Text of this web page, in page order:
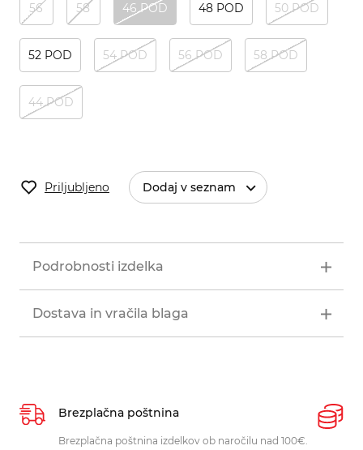
56 58 46 POD 48 POD 50 POD
52 POD 54 POD 56 POD 58 POD
44 POD
Priljubljeno Dodaj v seznam
Podrobnosti izdelka
Dostava in vračila blaga
Brezplačna poštnina
Brezplačna poštnina izdelkov ob naročilu nad 100€.